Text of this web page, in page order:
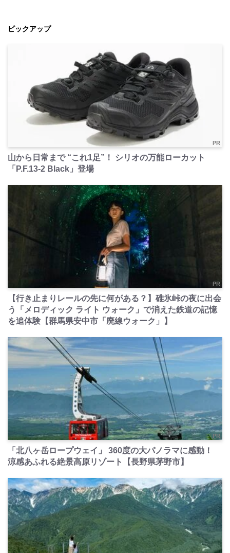
ピックアップ
PR
山から日常まで “これ1足”！ シリオの万能ローカット
「P.F.13-2 Black」登場
PR
【行き止まりレールの先に何がある？】碓氷峠の夜に出会
う「メロディック ライト ウォーク」で消えた鉄道の記憶
を追体験【群馬県安中市「廃線ウォーク」】
PR
「北八ヶ岳ロープウェイ」 360度の大パノラマに感動！
涼感あふれる絶景高原リゾート【長野県茅野市】